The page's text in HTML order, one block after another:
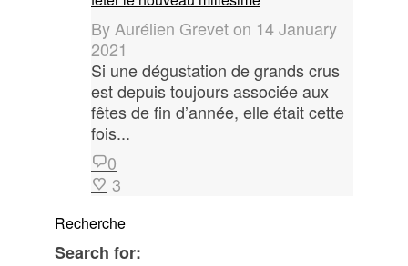
By Aurélien Greveton 14 January
2021
Si une dégustation de grands crus
est depuis toujours associée aux
fêtes de fin d’année, elle était cette
fois...
0
3
Recherche
Search for: